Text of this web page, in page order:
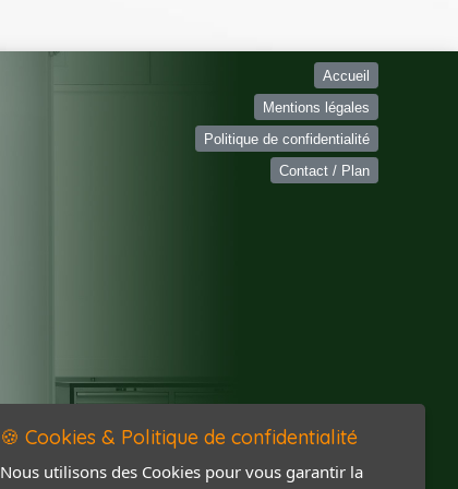
Accueil
Mentions légales
Politique de confidentialité
Contact / Plan
🍪 Cookies & Politique de confidentialité
Nous utilisons des Cookies pour vous garantir la